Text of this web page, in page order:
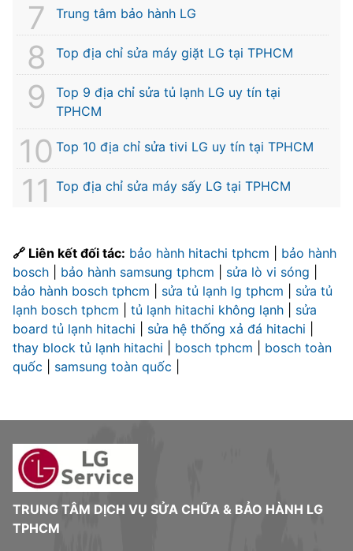
Trung tâm bảo hành LG
Top địa chỉ sửa máy giặt LG tại TPHCM
Top 9 địa chỉ sửa tủ lạnh LG uy tín tại
TPHCM
Top 10 địa chỉ sửa tivi LG uy tín tại TPHCM
Top địa chỉ sửa máy sấy LG tại TPHCM
🔗 Liên kết đối tác: bảo hành hitachi tphcm
bảo hành
bosch
bảo hành samsung tphcm sửa lò vi sóng
bảo hành bosch tphcm
sửa tủ lạnh lg tphcm
sửa tủ
lạnh bosch tphcm
tủ lạnh hitachi không lạnh
sửa
board tủ lạnh hitachi
sửa hệ thống xả đá hitachi
thay block tủ lạnh hitachi
bosch tphcm
bosch toàn
quốc
samsung toàn quốc
TRUNG TÂM DỊCH VỤ SỬA CHỮA & BẢO HÀNH LG
TPHCM